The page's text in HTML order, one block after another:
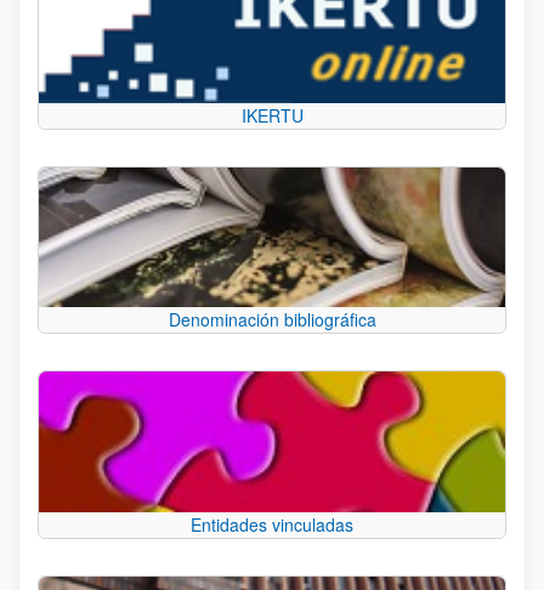
IKERTU
Denominación bibliográfica
Entidades vinculadas